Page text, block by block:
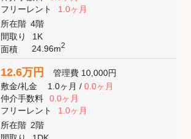
フリーレント
1.0ヶ月
所在階 4階
間取り
1K
面積
24.96m2
12.6万円 管理費 10,000円
敷金/礼金 1.0ヶ月/ 0.0ヶ月
仲介手数料
0.0ヶ月
フリーレント
1.0ヶ月
所在階 2階